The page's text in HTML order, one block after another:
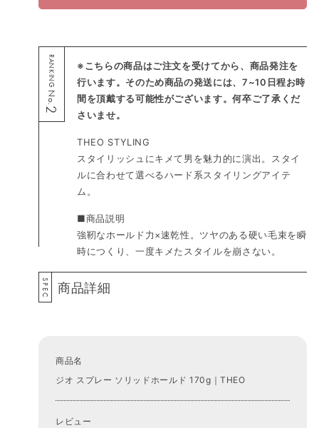
RANKING
No.
2
※こちらの商品はご注文を受けてから、商品発注を
行います。そのため商品の発送には、7~10日程お時
間を頂戴する可能性がございます。何卒ご了承くだ
さいませ。
THEO STYLING
スタイリッシュにキメて男を魅力的に演出。スタイ
ルに合わせて選べるハード系スタイリングアイテ
ム。
■商品説明
強靭なホールド力×速乾性。ツヤのある硬い毛束を瞬
時につくり、一度キメたスタイルを崩さない。
SPEC 商品詳細
商品名
ジオ スプレー ソリッドホールド 170g｜THEO
レビュー